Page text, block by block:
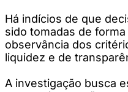
Há indícios de que
sido tomadas de
observância dos
liquidez e de
A investigação busca